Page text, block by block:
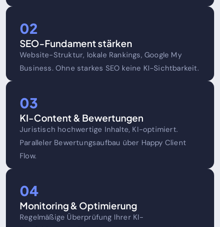
02
SEO-Fundament stärken
Website-Struktur, lokale Rankings, Google My
Business. Ohne starkes SEO keine KI-Sichtbarkeit.
03
KI-Content & Bewertungen
Juristisch hochwertige Inhalte, KI-optimiert.
Paralleler Bewertungsaufbau über Happy Client
Flow.
04
Monitoring & Optimierung
Regelmäßige Überprüfung Ihrer KI-